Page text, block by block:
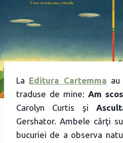
La Editura Cartemma
traduse de mine: Am
Carolyn Curtis şi
Gershator. Ambele cărţi
bucuriei de a observa